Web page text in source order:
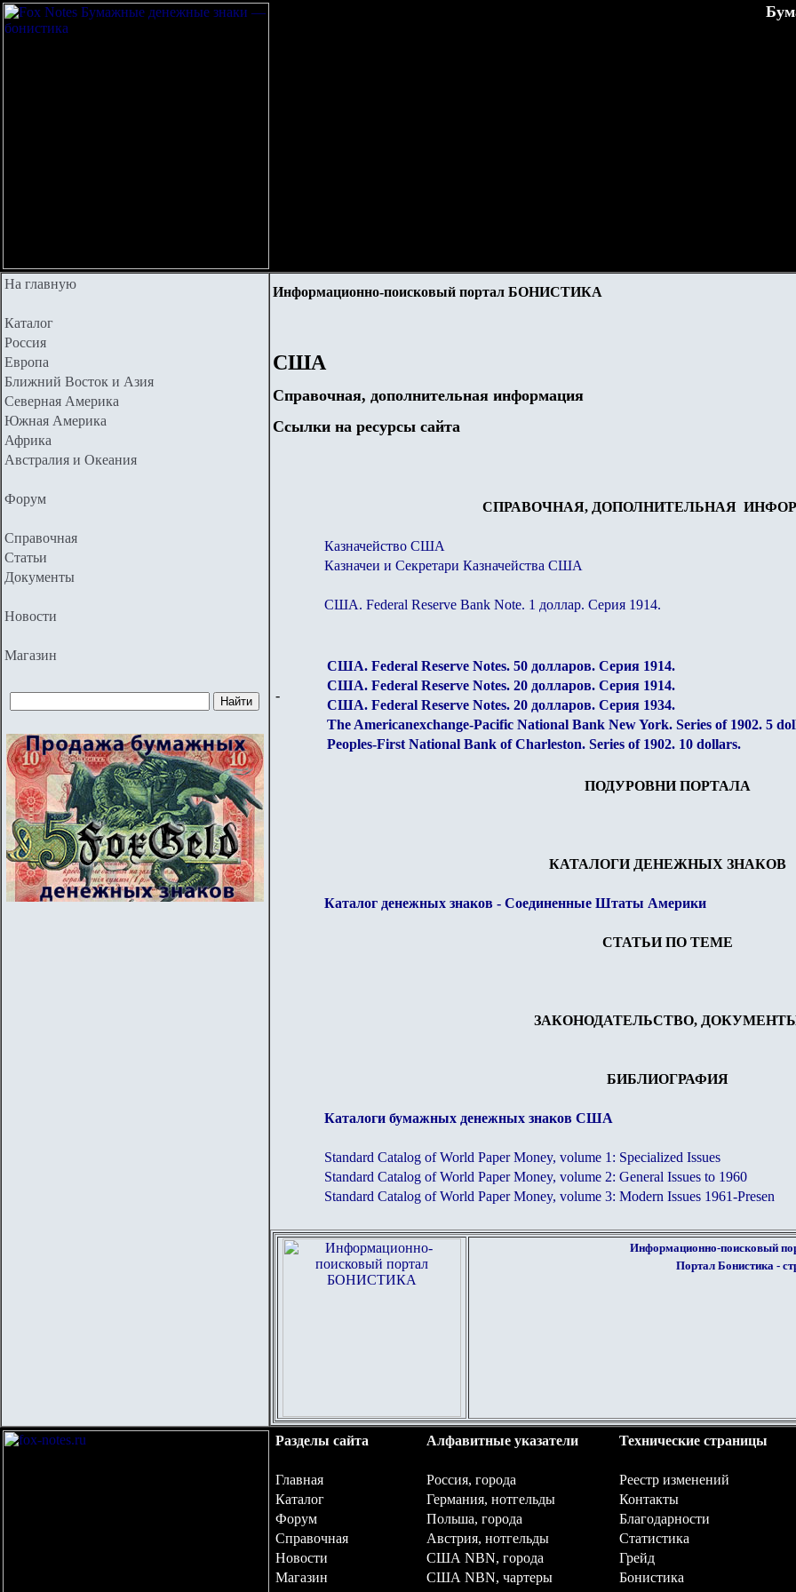
На главную
Каталог
Россия
Европа
Ближний Восток и Азия
Северная Америка
Южная Америка
Африка
Австралия и Океания
Форум
Справочная
Статьи
Документы
Новости
Магазин
Информационно-поисковый портал БОНИСТИКА
США
Справочная, дополнительная информация
Ссылки на ресурсы сайта
СПРАВОЧНАЯ, ДОПОЛНИТЕЛЬНАЯ
Казначейство США
Казначеи и Секретари Казначейства США
США. Federal Reserve Bank Note. 1 доллар. Серия 1914.
-
США. Federal Reserve Notes. 50 долларов. Серия 1914.
США. Federal Reserve Notes. 20 долларов. Серия 1914.
США. Federal Reserve Notes. 20 долларов. Серия 1934.
The Americanexchange-Pacific National Bank New York. Series of 1902. 5
Peoples-First National Bank of Charleston. Series of 1902. 10 dollars.
ПОДУРОВНИ ПОРТАЛА
КАТАЛОГИ ДЕНЕЖНЫХ ЗНАКОВ
Каталог денежных знаков - Соединенные Штаты Америки
СТАТЬИ ПО ТЕМЕ
ЗАКОНОДАТЕЛЬСТВО,
БИБЛИОГРАФИЯ
Каталоги бумажных денежных знаков США
Standard Catalog of World Paper Money, volume 1: Specialized Issues
Standard Catalog of World Paper Money, volume 2: General Issues to 1960
Standard Catalog of World Paper Money, volume 3: Modern Issues 1961-Presen
Информационно-поисковый
Портал Бонистика -
Разделы сайта Алфавитные указатели Технические страницы
Главная Россия, города
Реестр изменений
Каталог
Германия, нотгельды
Контакты
Форум
Польша, города
Благодарности
Справочная
Австрия, нотгельды
Статистика
Новости
США NBN, города
Грейд
Магазин
США NBN, чартеры
Бонистика